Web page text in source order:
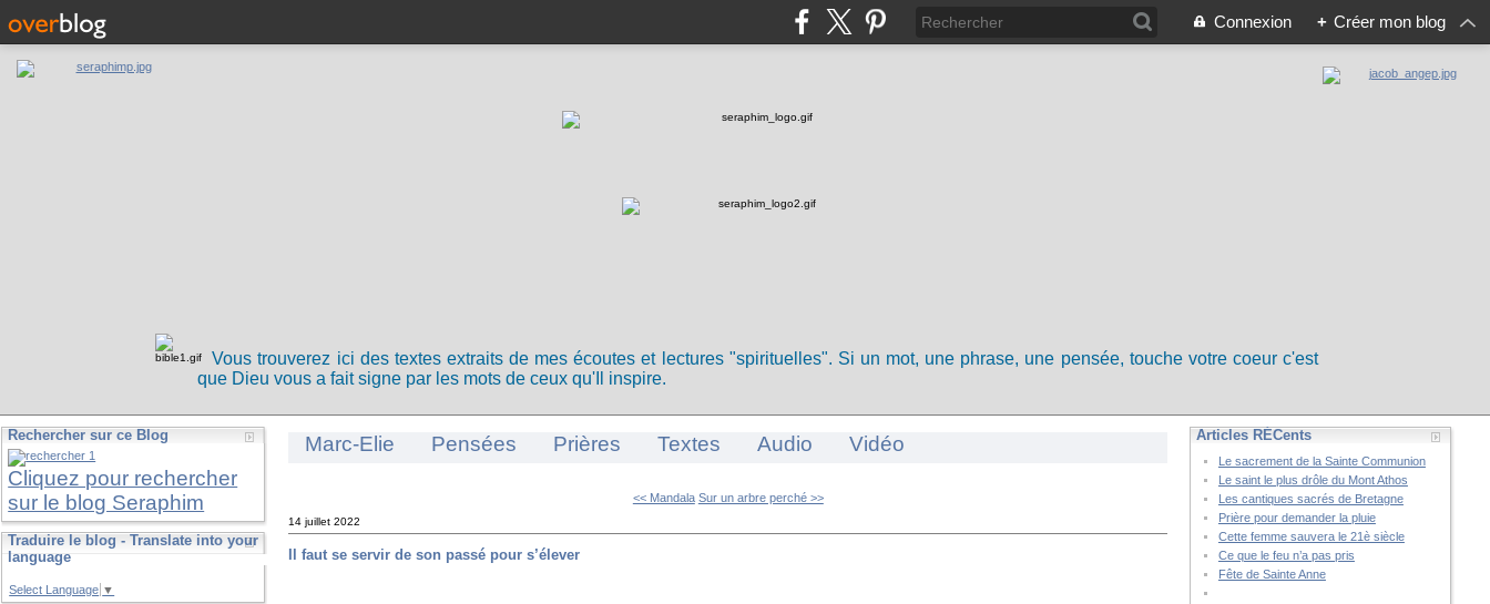
Connexion + Créer mon blog
Vous trouverez ici des textes extraits de mes écoutes et lectures "spirituelles". Si un mot, une phrase, une pensée, touche votre coeur c'est
que Dieu vous a fait signe par les mots de ceux qu'Il inspire.
Rechercher sur ce Blog
Cliquez pour rechercher
sur le blog Seraphim
Traduire le blog - Translate into your
language
Select Language ▼
Marc-Elie Pensées Prières Textes Audio Vidéo
<< Mandala Sur un arbre perché >>
14 juillet 2022
Il faut se servir de son passé pour s’élever
Articles RÉCents
Le sacrement de la Sainte Communion
Le saint le plus drôle du Mont Athos
Les cantiques sacrés de Bretagne
Prière pour demander la pluie
Cette femme sauvera le 21è siècle
Ce que le feu n’a pas pris
Fête de Sainte Anne